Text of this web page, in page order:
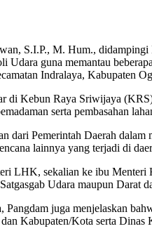
S.I.P., M. Hum.,
Udara guna memantau
Indralaya, Kabupaten
di Kebun Raya Sriwijaya
serta pembasahan
dari Pemerintah Daerah
lainnya yang terjadi di
LHK, sekalian ke ibu
Udara maupun Darat
juga menjelaskan
Kabupaten/Kota serta Dinas